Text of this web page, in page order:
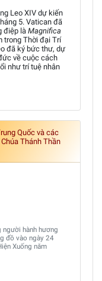
Leo XIV dự kiến
5. Vatican đã
điệp làMagnifica
trong Thời đại Trí
đã ký bức thư, dự
về cuộc cách
như trí tuệ nhân
Quốc và các
Thánh Thần
người hành hương
đồ vào ngày 24
Xuống năm